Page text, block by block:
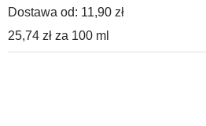
Dostawa od: 11,90 zł
25,74 zł za 100 ml